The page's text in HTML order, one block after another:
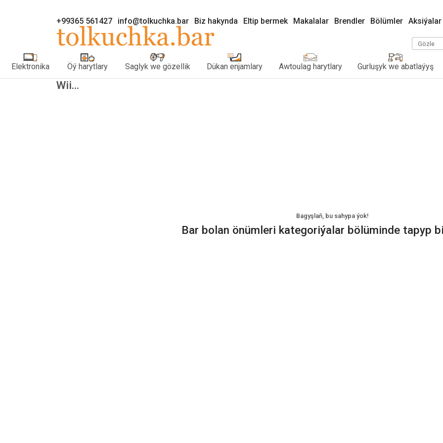
+99365 561427 info@tolkuchka.bar Biz hakynda Eltip bermek Makalalar Brendler Bölümler Aksiýalar
Gözle
Elektronika Öý harytlary Saglyk we gözellik Dükan enjamlary Awtoulag harytlary Gurluşyk we abatlaýyş
Wii...
Bagyşlaň, bu sahypa ýok!
Bar bolan önümleri kategoriýalar bölüminde tapyp